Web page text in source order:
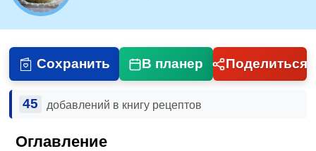
Сохранить В планер Поделиться
45 добавлений в книгу рецептов
Оглавление